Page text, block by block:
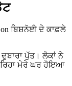
ਬਿਸ਼ਨੋਈ ਦੇ ਕਾਫ਼ਲੇ
ਪੁੱਤ। ਲੋਕਾਂ ਨੇ
ਮੇਰੇ ਘਰ ਹੋਇਆ